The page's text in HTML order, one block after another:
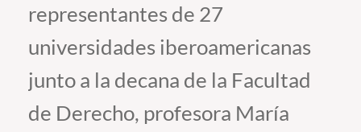
Postgrado
Formación Continua
representantes de 27
universidades iberoamericanas
junto a la decana de la Facultad
de Derecho, profesora María